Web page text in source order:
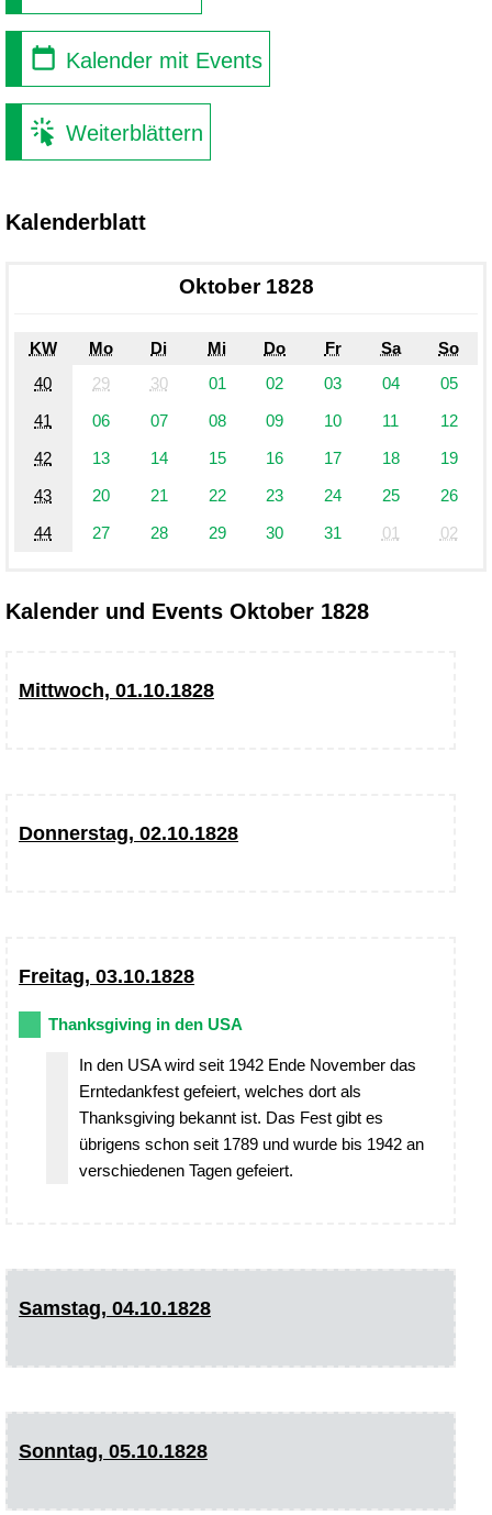
Kalender mit Events
Weiterblättern
Kalenderblatt
Oktober 1828
KW Mo Di Mi Do Fr Sa
So
40
29 30 01 02 03 04
05
41
06 07 08 09 10 11
12
42
13 14 15 16 17 18
19
43
20 21 22 23 24 25
26
44
27 28 29 30 31 01 02
Kalender und Events Oktober 1828
Mittwoch, 01.10.1828
Donnerstag, 02.10.1828
Freitag, 03.10.1828
Thanksgiving in den USA
In den USA wird seit 1942 Ende November das
Erntedankfest gefeiert, welches dort als
Thanksgiving bekannt ist. Das Fest gibt es
übrigens schon seit 1789 und wurde bis 1942 an
verschiedenen Tagen gefeiert.
Samstag, 04.10.1828
Sonntag, 05.10.1828